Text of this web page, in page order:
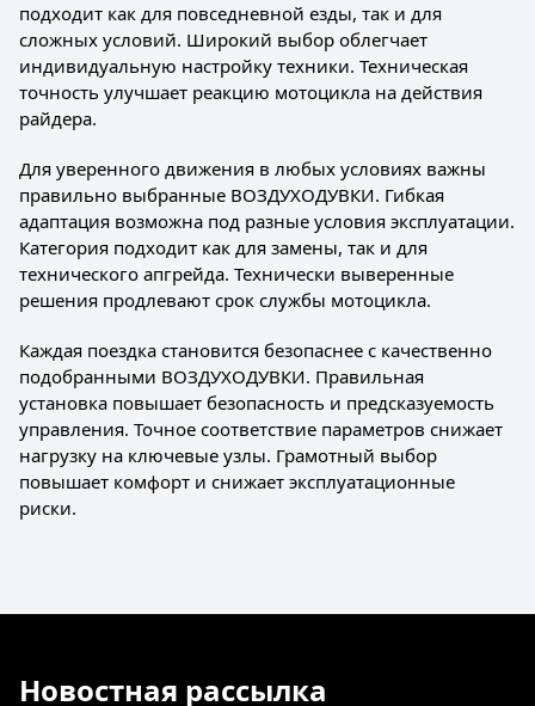
подходит как для повседневной езды, так и для
сложных условий. Широкий выбор облегчает
индивидуальную настройку техники. Техническая
точность улучшает реакцию мотоцикла на действия
райдера.
Для уверенного движения в любых условиях важны
правильно выбранные ВОЗДУХОДУВКИ. Гибкая
адаптация возможна под разные условия эксплуатации.
Категория подходит как для замены, так и для
технического апгрейда. Технически выверенные
решения продлевают срок службы мотоцикла.
Каждая поездка становится безопаснее с качественно
подобранными ВОЗДУХОДУВКИ. Правильная
установка повышает безопасность и предсказуемость
управления. Точное соответствие параметров снижает
нагрузку на ключевые узлы. Грамотный выбор
повышает комфорт и снижает эксплуатационные
риски.
Новостная рассылка